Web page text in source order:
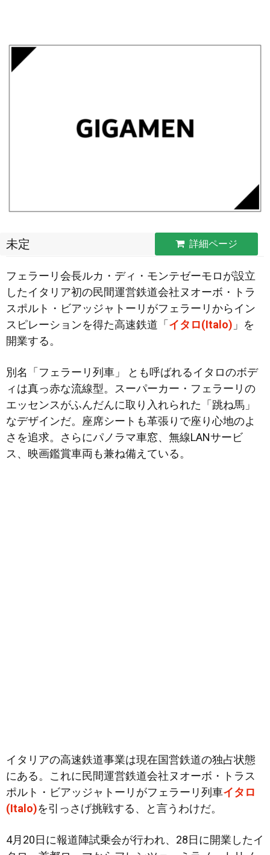
未定 詳細ページ
フェラーリ会長ルカ・ディ・モンテゼーモロが設立
したイタリア初の民間運営鉄道会社ヌオーボ・トラ
スポルト・ビアッジャトーリがフェラーリからイン
スピレーションを得た高速鉄道「イタロ(Italo) 」を
開業する。
別名「フェラーリ列車」 とも呼ばれるイタロのボデ
ィは真っ赤な流線型。スーパーカー・フェラーリの
エッセンスがふんだんに取り入れられた「跳ね馬」
なデザインだ。座席シートも革張りで座り心地のよ
さを追求。さらにパノラマ車窓、無線LANサービ
ス、映画鑑賞車両も兼ね備えている。
イタリアの高速鉄道事業は現在国営鉄道の独占状態
にある。これに民間運営鉄道会社ヌオーボ・トラス
ポルト・ビアッジャトーリがフェラーリ列車イタロ
(Italo)を引っさげ挑戦する、と言うわけだ。
4月20日に報道陣試乗会が行われ、28日に開業したイ